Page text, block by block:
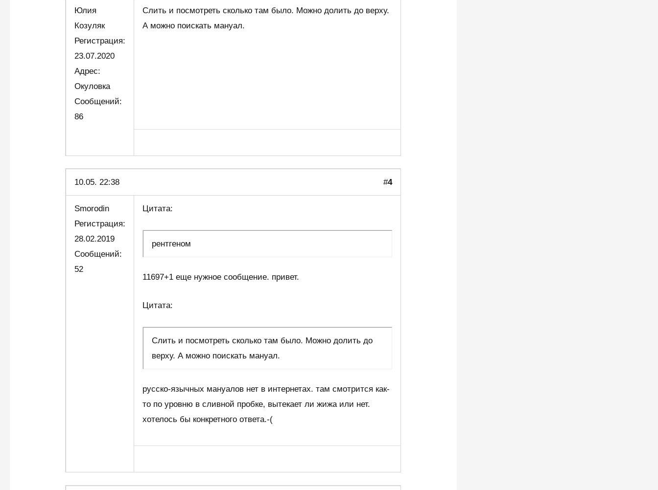
Юлия
Козуляк
Регистрация:
23.07.2020
Адрес:
Окуловка
Сообщений:
86
Слить и посмотреть сколько там было. Можно долить до верху.
А можно поискать мануал.
10.05. 22:38 #4
Smorodin
Регистрация:
28.02.2019
Сообщений:
52
Цитата:
рентгеном
11697+1 еще нужное сообщение. привет.
Цитата:
Слить и посмотреть сколько там было. Можно долить до
верху. А можно поискать мануал.
русско-язычных мануалов нет в интернетах. там смотрится как-
то по уровню в сливной пробке, вытекает ли жижа или нет.
хотелось бы конкретного ответа.-(